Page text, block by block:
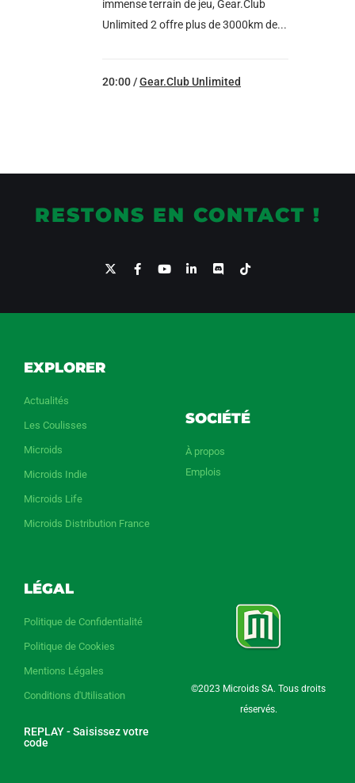
immense terrain de jeu, Gear.Club
Unlimited 2 offre plus de 3000km de...
20:00 /Gear.Club Unlimited
RESTONS EN CONTACT !
EXPLORER
Actualités
Les Coulisses
Microids
Microids Indie
Microids Life
Microids Distribution France
SOCIÉTÉ
À propos
Emplois
LÉGAL
Politique de Confidentialité
Politique de Cookies
Mentions Légales
Conditions d'Utilisation
REPLAY - Saisissez votre
code
©2023 Microids SA. Tous droits
réservés.